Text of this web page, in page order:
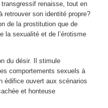
transgressif renaisse, tout en
retrouver son identité propre?
de la prostitution que de
la sexualité et de l’érotisme
du désir. Il stimule
comportements sexuels à
édifice ouvert aux scénarios
et honteuse